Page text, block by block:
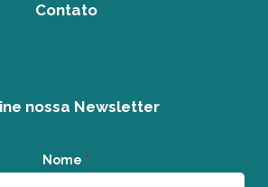
Contato
nossa Newsletter
Nome *